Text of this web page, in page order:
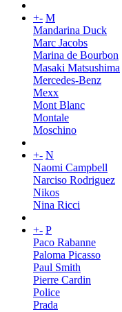
+- M
Mandarina Duck
Marc Jacobs
Marina de Bourbon
Masaki Matsushima
Mercedes-Benz
Mexx
Mont Blanc
Montale
Moschino
+- N
Naomi Campbell
Narciso Rodriguez
Nikos
Nina Ricci
+- P
Paco Rabanne
Paloma Picasso
Paul Smith
Pierre Cardin
Police
Prada